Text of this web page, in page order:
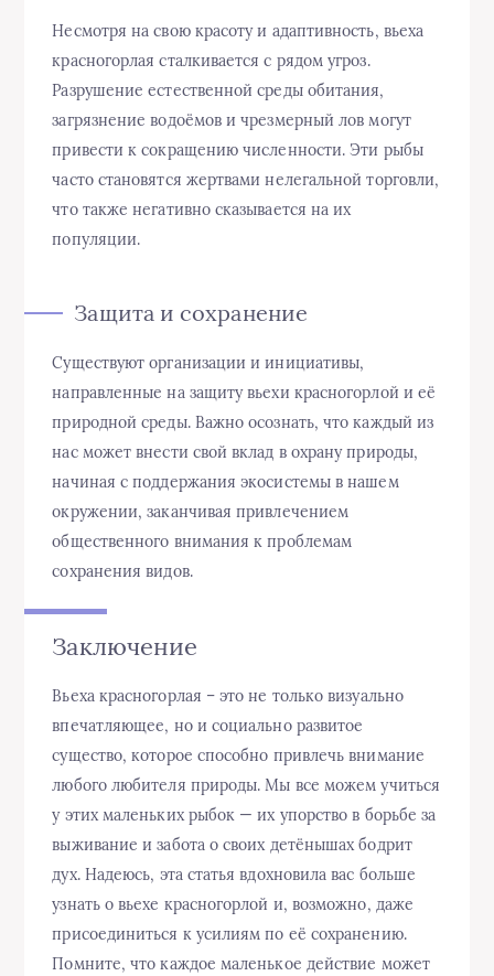
Несмотря на свою красоту и адаптивность, вьеха
красногорлая сталкивается с рядом угроз.
Разрушение естественной среды обитания,
загрязнение водоёмов и чрезмерный лов могут
привести к сокращению численности. Эти рыбы
часто становятся жертвами нелегальной торговли,
что также негативно сказывается на их
популяции.
Защита и сохранение
Существуют организации и инициативы,
направленные на защиту вьехи красногорлой и её
природной среды. Важно осознать, что каждый из
нас может внести свой вклад в охрану природы,
начиная с поддержания экосистемы в нашем
окружении, заканчивая привлечением
общественного внимания к проблемам
сохранения видов.
Заключение
Вьеха красногорлая – это не только визуально
впечатляющее, но и социально развитое
существо, которое способно привлечь внимание
любого любителя природы. Мы все можем учиться
у этих маленьких рыбок — их упорство в борьбе за
выживание и забота о своих детёнышах бодрит
дух. Надеюсь, эта статья вдохновила вас больше
узнать о вьехе красногорлой и, возможно, даже
присоединиться к усилиям по её сохранению.
Помните, что каждое маленькое действие может